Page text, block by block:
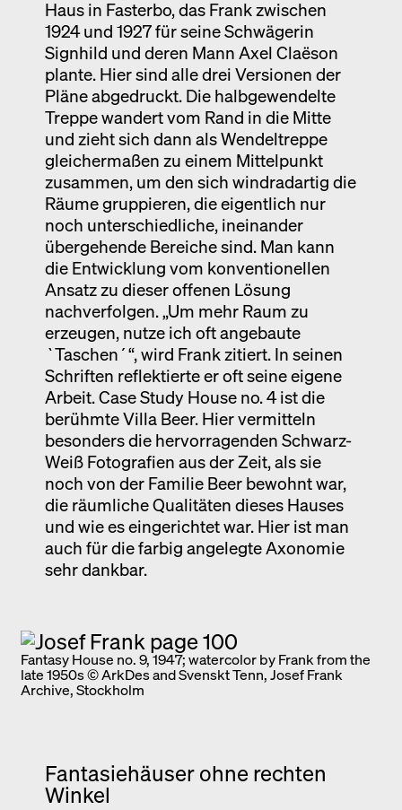
Haus in Fasterbo, das Frank zwischen
1924 und 1927 für seine Schwägerin
Signhild und deren Mann Axel Claëson
plante. Hier sind alle drei Versionen der
Pläne abgedruckt. Die halbgewendelte
Treppe wandert vom Rand in die Mitte
und zieht sich dann als Wendeltreppe
gleichermaßen zu einem Mittelpunkt
zusammen, um den sich windradartig die
Räume gruppieren, die eigentlich nur
noch unterschiedliche, ineinander
übergehende Bereiche sind. Man kann
die Entwicklung vom konventionellen
Ansatz zu dieser offenen Lösung
nachverfolgen. „Um mehr Raum zu
erzeugen, nutze ich oft angebaute
`Taschen´“, wird Frank zitiert. In seinen
Schriften reflektierte er oft seine eigene
Arbeit. Case Study House no. 4 ist die
berühmte Villa Beer. Hier vermitteln
besonders die hervorragenden Schwarz-
Weiß Fotografien aus der Zeit, als sie
noch von der Familie Beer bewohnt war,
die räumliche Qualitäten dieses Hauses
und wie es eingerichtet war. Hier ist man
auch für die farbig angelegte Axonomie
sehr dankbar.
Fantasy House no. 9, 1947; watercolor by Frank from the
late 1950s © ArkDes and Svenskt Tenn, Josef Frank
Archive, Stockholm
Fantasiehäuser ohne rechten
Winkel